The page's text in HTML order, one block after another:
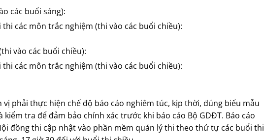
các buổi sáng):
vào các buổi chiều):
phải thực hiện chế độ báo cáo nghiêm túc, kịp thời, đúng biểu mẫu
tra để đảm bảo chính xác trước khi báo cáo Bộ GDĐT. Báo cáo
đồng thi cập nhật vào phần mềm quản lý thi theo thứ tự các buổi thi